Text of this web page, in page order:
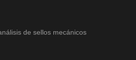
de sellos mecánicos